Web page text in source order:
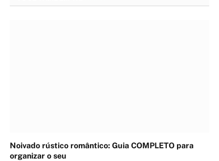
Noivado rústico romântico: Guia COMPLETO para
organizar o seu